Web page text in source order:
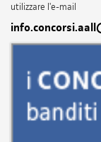
utilizzare l'e-mail